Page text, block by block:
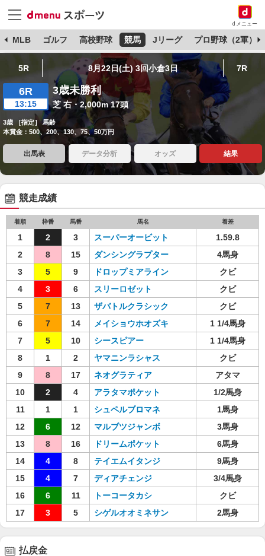
dメニュー
MLB ゴルフ 高校野球 競馬 Jリーグ プロ野球（2軍）
5R 8月22日(土) 3回小倉3日 7R
6R
13:15
3歳未勝利
芝 右・2,000m 17頭
3歳 ［指定］ 馬齢
本賞金：500、200、130、75、50万円
出馬表 データ分析 オッズ 結果
競走成績
着順 枠番 馬番 馬名 着差
1 2 3 スーパーオービット
1.59.8
2
8 15 ダンシングラプター
4馬身
3
5 9 ドロップミアライン
クビ
4
3 6 スリーロゼット
クビ
5
7 13 ザバトルクラシック
クビ
6
7 14 メイショウホオズキ
1 1/4馬身
7
5 10 シースピアー
1 1/4馬身
8
1 2 ヤマニンラシャス
クビ
9
8 17 ネオグラティア
アタマ
10
2 4 アラタマポケット
1/2馬身
11
1 1 シュペルブロマネ
1馬身
12
6 12 マルブツジャンボ
3馬身
13
8 16 ドリームポケット
6馬身
14
4 8 テイエムイタンジ
9馬身
15
4 7 ディアチェンジ
3/4馬身
16
6 11 トーコータカシ
クビ
17
3 5 シゲルオオミネサン 2馬身
払戻金